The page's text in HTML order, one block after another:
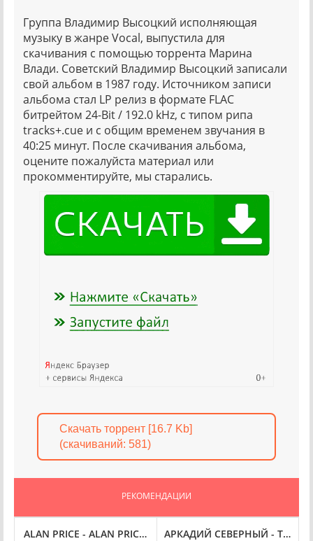
Группа Владимир Высоцкий исполняющая
музыку в жанре Vocal, выпустила для
скачивания с помощью торрента Марина
Влади. Советский Владимир Высоцкий записали
свой альбом в 1987 году. Источником записи
альбома стал LP релиз в формате FLAC
битрейтом 24-Bit / 192.0 kHz, с типом рипа
tracks+.cue и с общим временем звучания в
40:25 минут. После скачивания альбома,
оцените пожалуйста материал или
прокомментируйте, мы старались.
Скачать торрент [16.7 Kb]
(cкачиваний: 581)
РЕКОМЕНДАЦИИ
WON’T LIKE ME (1975)
ALAN PRICE - ALAN PRICE (1977)АРКАДИЙ СЕВЕРНЫЙ -